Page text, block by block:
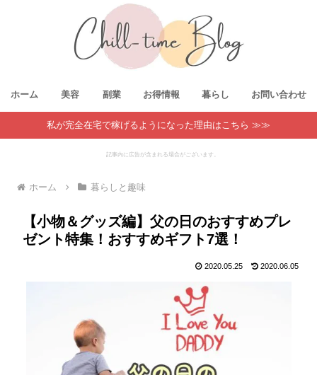
ホーム 美容 副業 お得情報 暮らし お問い合わせ
私が完全在宅で稼げるようになった理由はこちら ≫≫
記事内に広告が含まれる場合がございます。
ホーム 暮らしと趣味
【小物＆グッズ編】父の日のおすすめプレ
ゼント特集！おすすめギフト7選！
2020.05.25 2020.06.05